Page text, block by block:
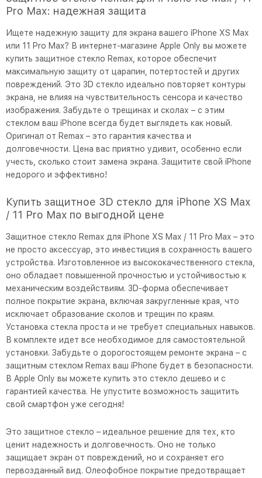
Pro Max: надежная защита
Ищете надежную защиту для экрана вашего iPhone XS Max
или 11 Pro Max? В интернет-магазине Apple Only вы можете
купить защитное стекло Remax, которое обеспечит
максимальную защиту от царапин, потертостей и других
повреждений. Это 3D стекло идеально повторяет контуры
экрана, не влияя на чувствительность сенсора и качество
изображения. Забудьте о трещинах и сколах – с этим
стеклом ваш iPhone всегда будет выглядеть как новый.
Оригинал от Remax – это гарантия качества и
долговечности. Цена вас приятно удивит, особенно если
учесть, сколько стоит замена экрана. Защитите свой iPhone
недорого и эффективно!
Купить защитное 3D стекло для iPhone XS Max
/ 11 Pro Max по выгодной цене
Защитное стекло Remax для iPhone XS Max / 11 Pro Max – это
не просто аксессуар, это инвестиция в сохранность вашего
устройства. Изготовленное из высококачественного стекла,
оно обладает повышенной прочностью и устойчивостью к
механическим воздействиям. 3D-форма обеспечивает
полное покрытие экрана, включая закругленные края, что
исключает образование сколов и трещин по краям.
Установка стекла проста и не требует специальных навыков.
В комплекте идет все необходимое для самостоятельной
установки. Забудьте о дорогостоящем ремонте экрана – с
защитным стеклом Remax ваш iPhone будет в безопасности.
В Apple Only вы можете купить это стекло дешево и с
гарантией качества. Не упустите возможность защитить
свой смартфон уже сегодня!
Это защитное стекло – идеальное решение для тех, кто
ценит надежность и долговечность. Оно не только
защищает экран от повреждений, но и сохраняет его
первозданный вид. Олеофобное покрытие предотвращает